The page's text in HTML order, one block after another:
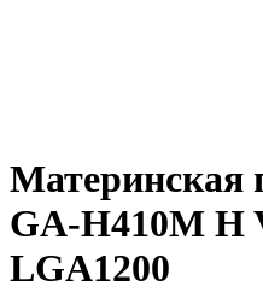
Материнская
GA-H410M H
LGA1200